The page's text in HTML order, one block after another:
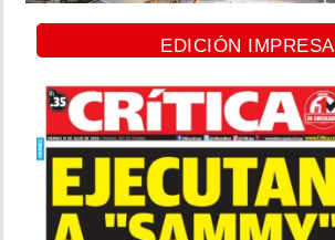
EDICIÓN IMPRESA